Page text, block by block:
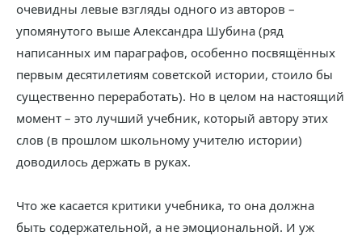
очевидны левые взгляды одного из авторов –
упомянутого выше Александра Шубина (ряд
написанных им параграфов, особенно посвящённых
первым десятилетиям советской истории, стоило бы
существенно переработать). Но в целом на настоящий
момент – это лучший учебник, который автору этих
слов (в прошлом школьному учителю истории)
доводилось держать в руках.
Что же касается критики учебника, то она должна
быть содержательной, а не эмоциональной. И уж